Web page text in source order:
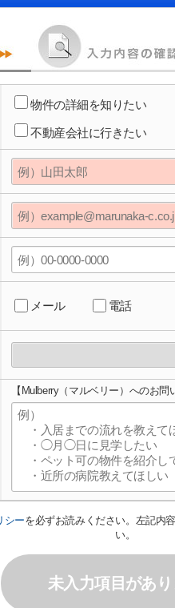
物件の詳細を知りたい
不動産会社に行きたい
メール 電話
【Mulberry（マルベリー）へのお問
シーを必ずお読みください。左記内
い。
未入力項目があ